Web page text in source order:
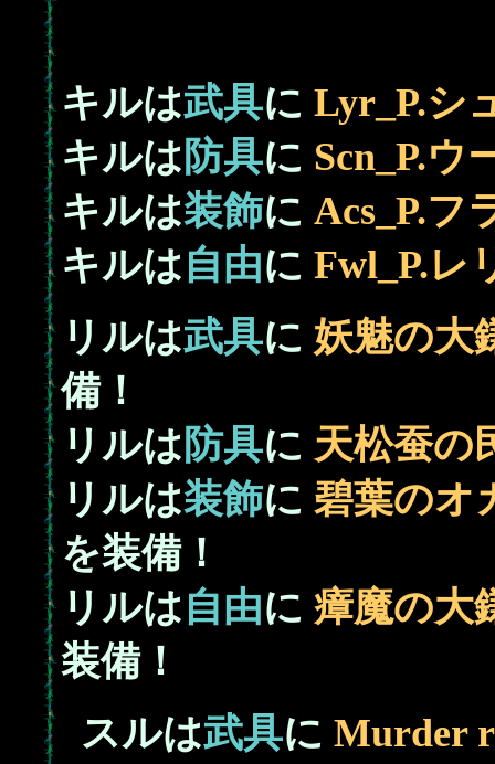
キルは武具に Lyr_P.シ
キルは 防具に Scn_P.ウ
キルは装飾に Acs_P.フ
キルは自由に Fwl_P.レ
リルは武具に 妖魅の大
備！
リルは 防具に 天松蚕の
リルは装飾に 碧葉のオ
を装備！
リルは自由に 瘴魔の大
装備！
スルは武具に Murder